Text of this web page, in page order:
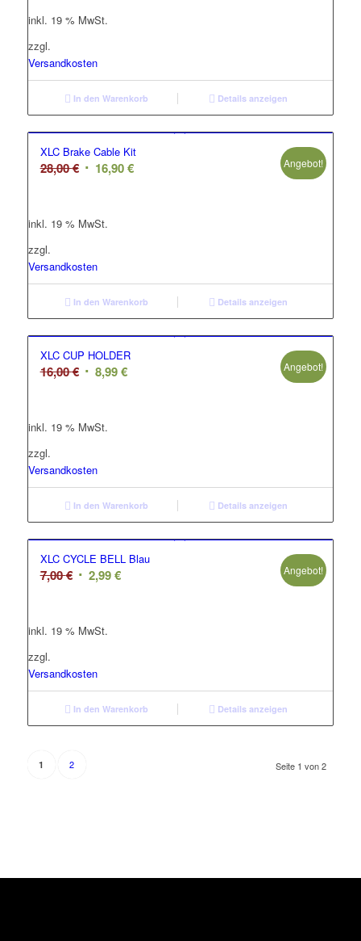
60,00 €
inkl. 19 % MwSt.
zzgl.
Versandkosten
In den Warenkorb Details anzeigen
XLC Brake Cable Kit
28,00€ Ursprünglicher
28,00 €
16,90€Aktueller
Angebot!
inkl. 19 % MwSt.
zzgl.
Versandkosten
In den Warenkorb Details anzeigen
XLC CUP HOLDER
16,00€ Ursprünglicher
16,00 €
8,99€Aktueller
Angebot!
inkl. 19 % MwSt.
zzgl.
Versandkosten
In den Warenkorb Details anzeigen
XLC CYCLE BELL Blau
7,00€ Ursprünglicher
7,00 €
2,99€Aktueller
Angebot!
inkl. 19 % MwSt.
zzgl.
Versandkosten
In den Warenkorb Details anzeigen
Seite 1 von 2
1 2